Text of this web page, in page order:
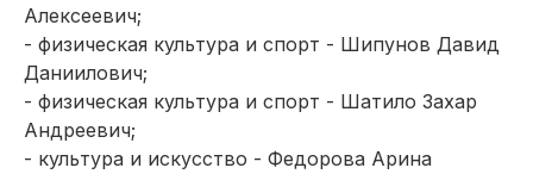
Алексеевич;
- физическая культура и спорт - Шипунов Давид
Даниилович;
- физическая культура и спорт - Шатило Захар
Андреевич;
- культура и искусство - Федорова Арина